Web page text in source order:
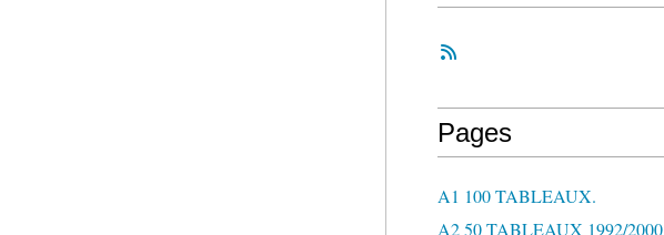
Pages
A1 100 TABLEAUX.
A2 50 TABLEAUX 1992/2000